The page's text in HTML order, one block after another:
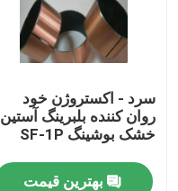
سرد - اکستروژن خود
روان کننده بلبرینگ آستین
خشک بوشینگ SF-1P
بهترین قیمت